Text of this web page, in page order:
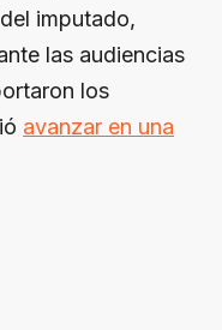
imputado,
las audiencias
los
avanzar en una